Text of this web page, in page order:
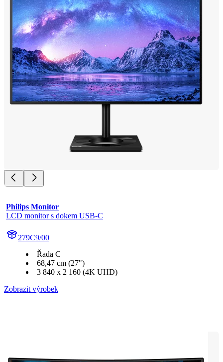
Philips Monitor
LCD monitor s dokem USB-C
279C9/00
Řada C
68,47 cm (27")
3 840 x 2 160 (4K UHD)
Zobrazit výrobek